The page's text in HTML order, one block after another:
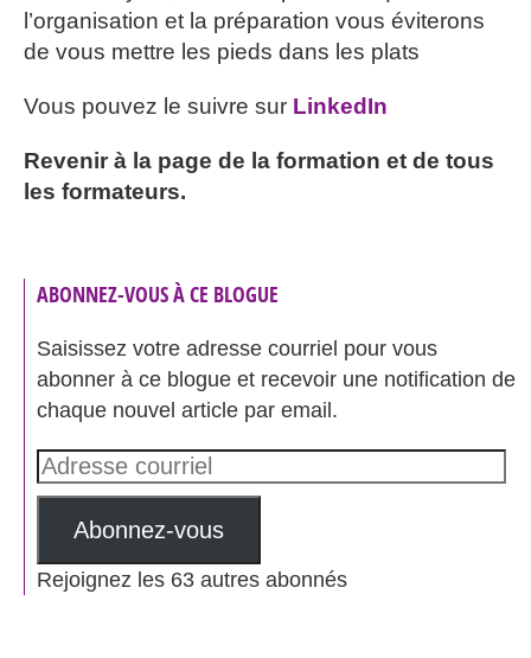
l’organisation et la préparation vous éviterons
de vous mettre les pieds dans les plats
Vous pouvez le suivre sur LinkedIn
Revenir à la page de la formation et de tous
les formateurs.
ABONNEZ-VOUS À CE BLOGUE
Saisissez votre adresse courriel pour vous
abonner à ce blogue et recevoir une notification de
chaque nouvel article par email.
Adresse
courriel
Abonnez-vous
Rejoignez les 63 autres abonnés